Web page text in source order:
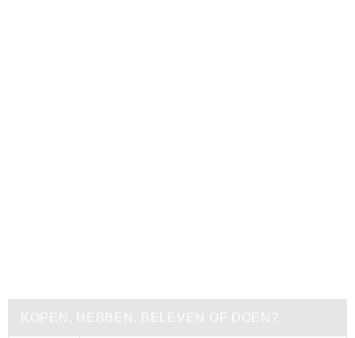
KOPEN, HEBBEN, BELEVEN OF DOEN?